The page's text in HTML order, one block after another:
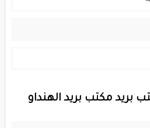
بريد مكتب بريد الهنداو